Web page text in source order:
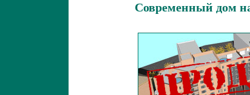
Современный дом